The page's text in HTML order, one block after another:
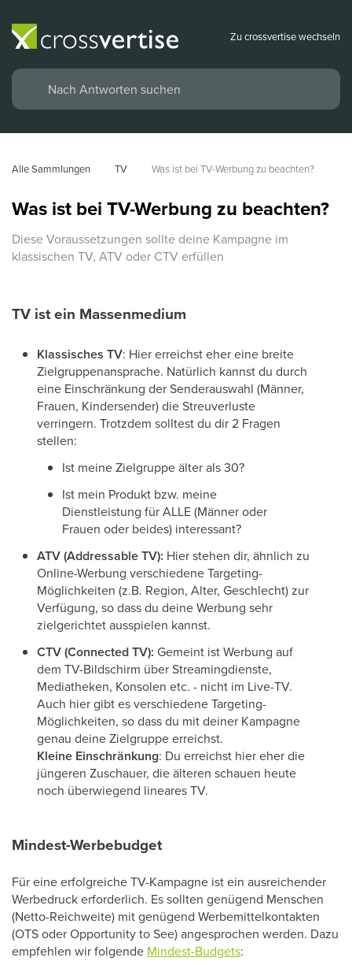
Zu crossvertise wechseln
Alle Sammlungen TV Was ist bei TV-Werbung zu beachten?
Was ist bei TV-Werbung zu beachten?
Diese Voraussetzungen sollte deine Kampagne im
klassischen TV, ATV oder CTV erfüllen
TV ist ein Massenmedium
Klassisches TV: Hier erreichst eher eine breite
Zielgruppenansprache. Natürlich kannst du durch
eine Einschränkung der Senderauswahl (Männer,
Frauen, Kindersender) die Streuverluste
verringern. Trotzdem solltest du dir 2 Fragen
stellen:
Ist meine Zielgruppe älter als 30?
Ist mein Produkt bzw. meine
Dienstleistung für ALLE (Männer oder
Frauen oder beides) interessant?
ATV (Addressable TV): Hier stehen dir, ähnlich zu
Online-Werbung verschiedene Targeting-
Möglichkeiten (z.B. Region, Alter, Geschlecht) zur
Verfügung, so dass du deine Werbung sehr
zielgerichtet ausspielen kannst.
CTV (Connected TV): Gemeint ist Werbung auf
dem TV-Bildschirm über Streamingdienste,
Mediatheken, Konsolen etc. - nicht im Live-TV.
Auch hier gibt es verschiedene Targeting-
Möglichkeiten, so dass du mit deiner Kampagne
genau deine Zielgruppe erreichst.
Kleine Einschränkung: Du erreichst hier eher die
jüngeren Zuschauer, die älteren schauen heute
noch überwiegend lineares TV.
Mindest-Werbebudget
Für eine erfolgreiche TV-Kampagne ist ein ausreichender
Werbedruck erforderlich. Es sollten genügend Menschen
(Netto-Reichweite) mit genügend Werbemittelkontakten
(OTS oder Opportunity to See) angesprochen werden. Dazu
empfehlen wir folgende Mindest-Budgets: